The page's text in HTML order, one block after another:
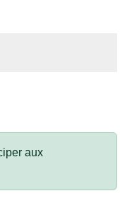
aux